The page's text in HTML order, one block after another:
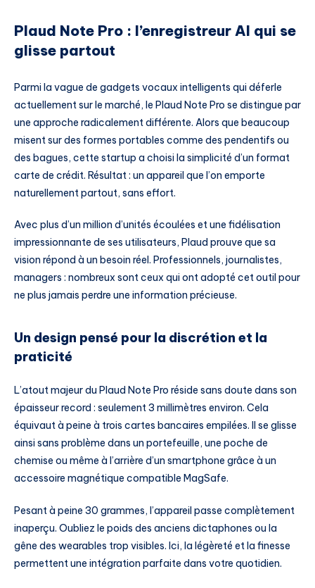
Plaud Note Pro : l’enregistreur AI qui se
glisse partout
Parmi la vague de gadgets vocaux intelligents qui déferle
actuellement sur le marché, le Plaud Note Pro se distingue par
une approche radicalement différente. Alors que beaucoup
misent sur des formes portables comme des pendentifs ou
des bagues, cette startup a choisi la simplicité d’un format
carte de crédit. Résultat : un appareil que l’on emporte
naturellement partout, sans effort.
Avec plus d’un million d’unités écoulées et une fidélisation
impressionnante de ses utilisateurs, Plaud prouve que sa
vision répond à un besoin réel. Professionnels, journalistes,
managers : nombreux sont ceux qui ont adopté cet outil pour
ne plus jamais perdre une information précieuse.
Un design pensé pour la discrétion et la
praticité
L’atout majeur du Plaud Note Pro réside sans doute dans son
épaisseur record : seulement 3 millimètres environ. Cela
équivaut à peine à trois cartes bancaires empilées. Il se glisse
ainsi sans problème dans un portefeuille, une poche de
chemise ou même à l’arrière d’un smartphone grâce à un
accessoire magnétique compatible MagSafe.
Pesant à peine 30 grammes, l’appareil passe complètement
inaperçu. Oubliez le poids des anciens dictaphones ou la
gêne des wearables trop visibles. Ici, la légèreté et la finesse
permettent une intégration parfaite dans votre quotidien.